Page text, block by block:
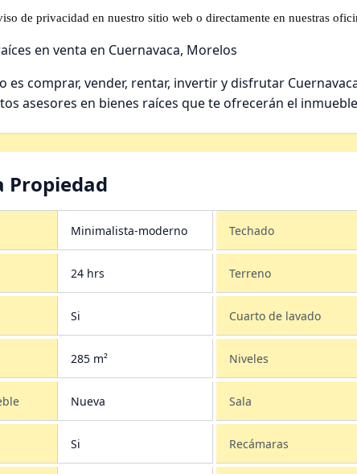
de privacidad en nuestro sitio web o directamente en nuestras
en venta en Cuernavaca, Morelos
es comprar, vender, rentar, invertir y disfrutar
asesores en bienes raíces que te ofrecerán el
Propiedad
Minimalista-moderno Techado
24 hrs Terreno
Si Cuarto de lavado
285 m² Niveles
Nueva Sala
Si Recámaras